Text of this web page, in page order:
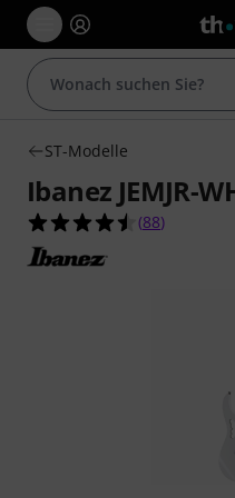
ST-Modelle
Ibanez JEMJR-
4.5 von 5
(88)